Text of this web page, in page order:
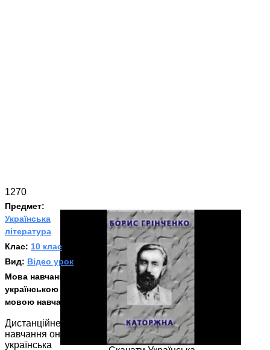
1270
Предмет:
Українська
література
Клас: 10 клас
Вид: Відео урок
Мова навчання:
українською
мовою навчання
Дистанційне
навчання онлайн
українська